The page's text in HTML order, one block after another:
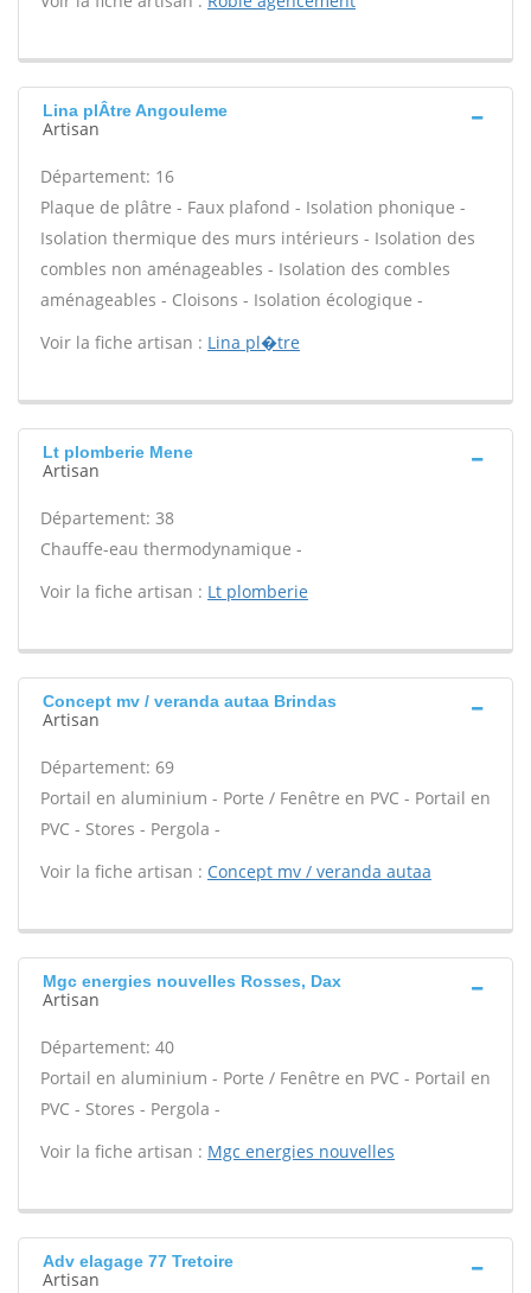
Lina plÂtre Angouleme
Artisan
Département: 16
Plaque de plâtre - Faux plafond - Isolation phonique -
Isolation thermique des murs intérieurs - Isolation des
combles non aménageables - Isolation des combles
aménageables - Cloisons - Isolation écologique -
Voir la fiche artisan : Lina pl�tre
Lt plomberie Mene
Artisan
Département: 38
Chauffe-eau thermodynamique -
Voir la fiche artisan : Lt plomberie
Concept mv / veranda autaa Brindas
Artisan
Département: 69
Portail en aluminium - Porte / Fenêtre en PVC - Portail en
PVC - Stores - Pergola -
Voir la fiche artisan : Concept mv / veranda autaa
Mgc energies nouvelles Rosses, Dax
Artisan
Département: 40
Portail en aluminium - Porte / Fenêtre en PVC - Portail en
PVC - Stores - Pergola -
Voir la fiche artisan : Mgc energies nouvelles
Adv elagage 77 Tretoire
Artisan